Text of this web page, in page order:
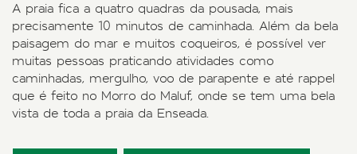
A praia fica a quatro quadras da pousada, mais
precisamente 10 minutos de caminhada. Além da bela
paisagem do mar e muitos coqueiros, é possível ver
muitas pessoas praticando atividades como
caminhadas, mergulho, voo de parapente e até rappel
que é feito no Morro do Maluf, onde se tem uma bela
vista de toda a praia da Enseada.